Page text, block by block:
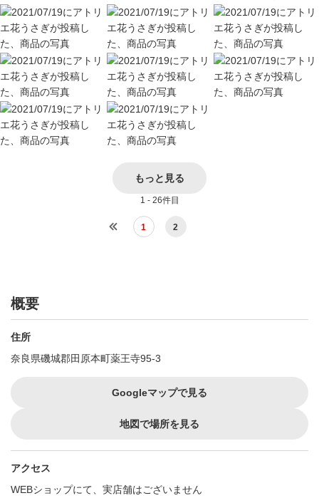
もっと見る
1 - 26件目
1 2
概要
住所
奈良県磯城郡田原本町薬王寺95-3
Googleマップで見る
地図で場所を見る
アクセス
WEBショップにて、実店舗はございません